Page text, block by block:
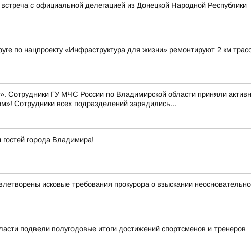
с официальной делегацией из Донецкой Народной Республики
по нацпроекту «Инфраструктура для жизни» ремонтируют 2 км
Сотрудники ГУ МЧС России по Владимирской области приняли
Сотрудники всех подразделений зарядились...
города Владимира!
исковые требования прокурора о взыскании
подвели полугодовые итоги достижений спортсменов и тренеров